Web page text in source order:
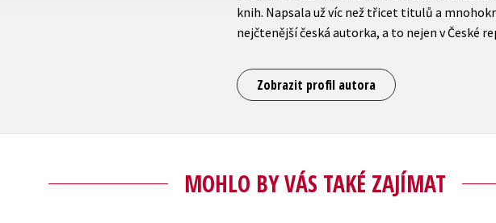
knih. Napsala už víc než třicet titulů a
nejčtenější česká autorka, a to nejen v České
Zobrazit profil autora
MOHLO BY VÁS TAKÉ ZAJÍMAT